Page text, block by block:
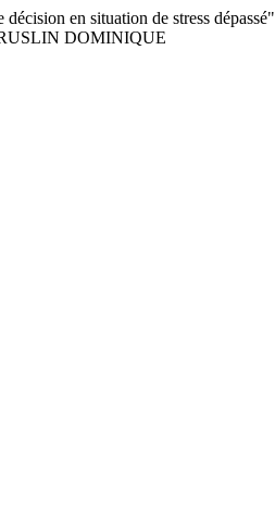
décision en situation de stress dépassé"
DOMINIQUE